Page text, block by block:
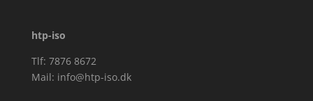
htp-iso
Tlf: 7876 8672
Mail: info@htp-iso.dk